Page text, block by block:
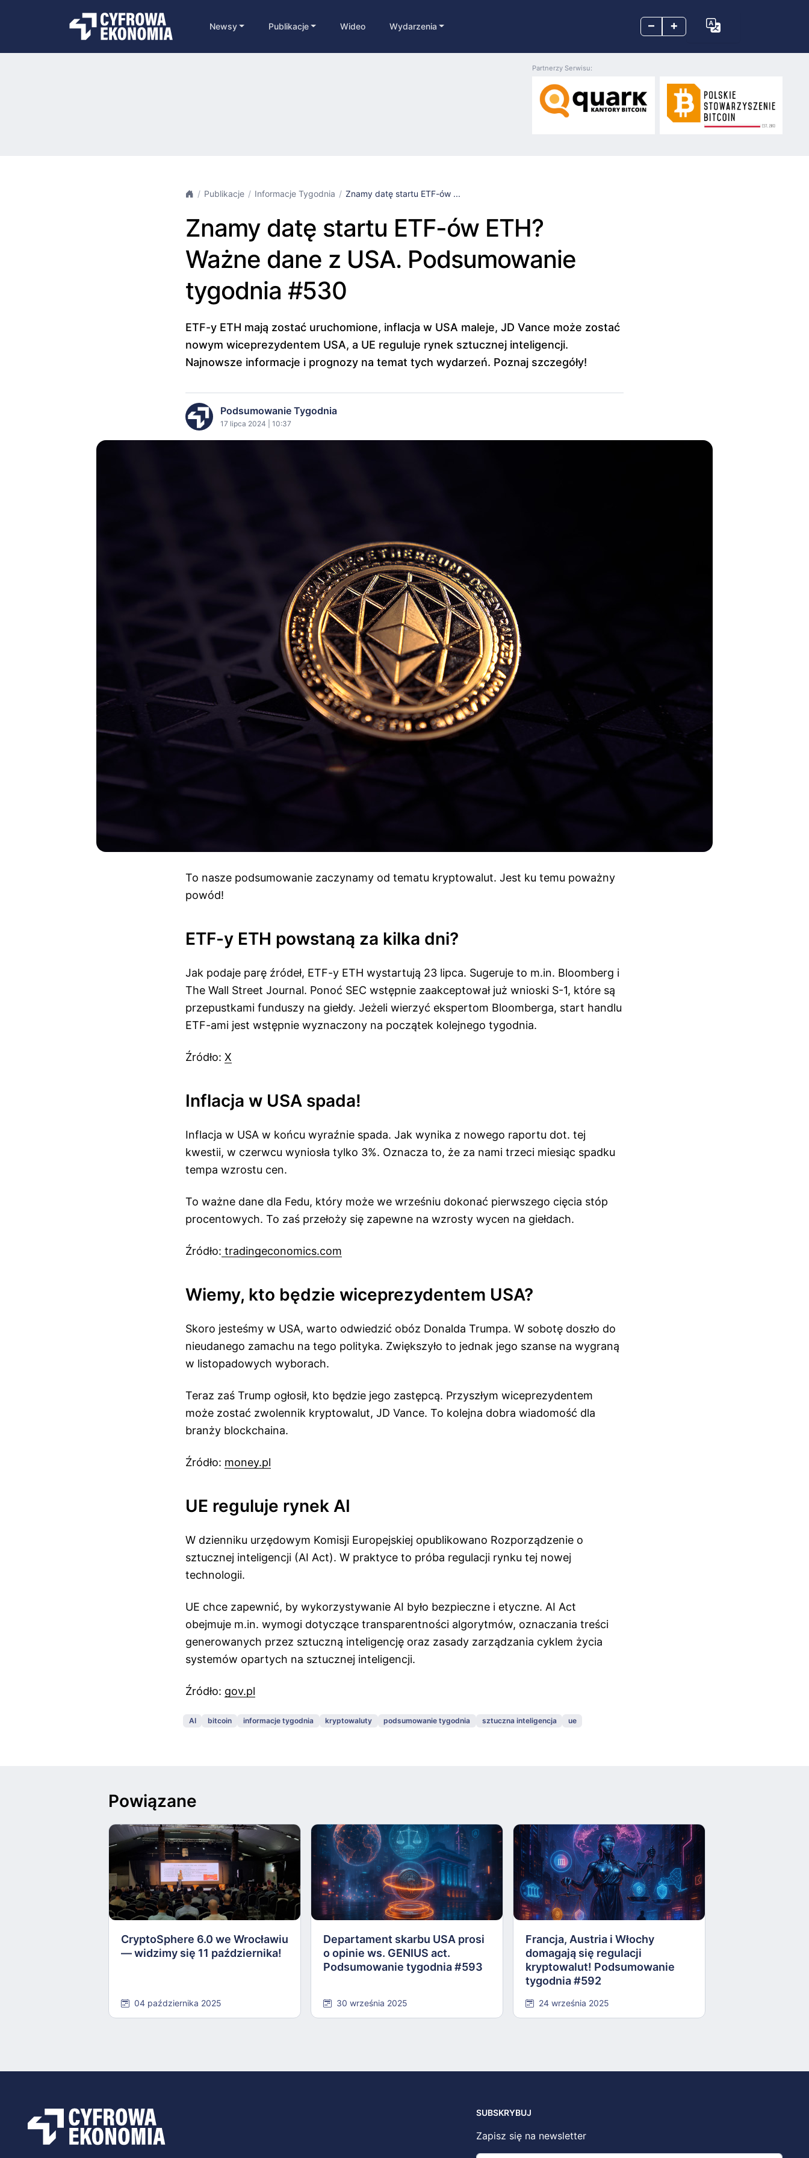
– +
Newsy Publikacje Wideo Wydarzenia
Partnerzy Serwisu:
Publikacje Informacje Tygodnia Znamy datę startu ETF-ów ...
Znamy datę startu ETF-ów ETH?
Ważne dane z USA. Podsumowanie
tygodnia #530
ETF-y ETH mają zostać uruchomione, inflacja w USA maleje, JD Vance może zostać
nowym wiceprezydentem USA, a UE reguluje rynek sztucznej inteligencji.
Najnowsze informacje i prognozy na temat tych wydarzeń. Poznaj szczegóły!
Podsumowanie Tygodnia
17 lipca 2024 | 10:37
To nasze podsumowanie zaczynamy od tematu kryptowalut. Jest ku temu poważny
powód!
ETF-y ETH powstaną za kilka dni?
Jak podaje parę źródeł, ETF-y ETH wystartują 23 lipca. Sugeruje to m.in. Bloomberg i
The Wall Street Journal. Ponoć SEC wstępnie zaakceptował już wnioski S-1, które są
przepustkami funduszy na giełdy. Jeżeli wierzyć ekspertom Bloomberga, start handlu
ETF-ami jest wstępnie wyznaczony na początek kolejnego tygodnia.
Źródło: X
Inflacja w USA spada!
Inflacja w USA w końcu wyraźnie spada. Jak wynika z nowego raportu dot. tej
kwestii, w czerwcu wyniosła tylko 3%. Oznacza to, że za nami trzeci miesiąc spadku
tempa wzrostu cen.
To ważne dane dla Fedu, który może we wrześniu dokonać pierwszego cięcia stóp
procentowych. To zaś przełoży się zapewne na wzrosty wycen na giełdach.
Źródło: tradingeconomics.com
Wiemy, kto będzie wiceprezydentem USA?
Skoro jesteśmy w USA, warto odwiedzić obóz Donalda Trumpa. W sobotę doszło do
nieudanego zamachu na tego polityka. Zwiększyło to jednak jego szanse na wygraną
w listopadowych wyborach.
Teraz zaś Trump ogłosił, kto będzie jego zastępcą. Przyszłym wiceprezydentem
może zostać zwolennik kryptowalut, JD Vance. To kolejna dobra wiadomość dla
branży blockchaina.
Źródło: money.pl
UE reguluje rynek AI
W dzienniku urzędowym Komisji Europejskiej opublikowano Rozporządzenie o
sztucznej inteligencji (AI Act). W praktyce to próba regulacji rynku tej nowej
technologii.
UE chce zapewnić, by wykorzystywanie AI było bezpieczne i etyczne. AI Act
obejmuje m.in. wymogi dotyczące transparentności algorytmów, oznaczania treści
generowanych przez sztuczną inteligencję oraz zasady zarządzania cyklem życia
systemów opartych na sztucznej inteligencji.
Źródło: gov.pl
AI bitcoin informacje tygodnia kryptowaluty podsumowanie tygodnia sztuczna inteligencja ue
Powiązane
CryptoSphere 6.0 we Wrocławiu
— widzimy się 11 października!
04 października 2025
Departament skarbu USA prosi
o opinie ws. GENIUS act.
Podsumowanie tygodnia #593
30 września 2025
Francja, Austria i Włochy
domagają się regulacji
kryptowalut! Podsumowanie
tygodnia #592
24 września 2025
SUBSKRYBUJ
Zapisz się na newsletter